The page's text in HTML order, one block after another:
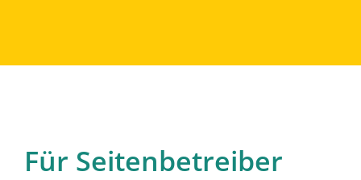
Für Seitenbetreiber